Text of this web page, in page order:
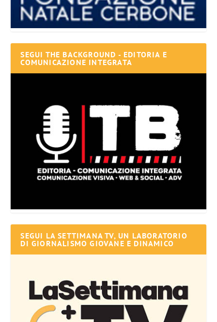
SEGUI THE BACKGROUND - EDITORIA E
COMUNICAZIONE INTEGRATA
SEGUI LA SETTIMANA TV, UN LABORATORIO
DI GIORNALISMO GIOVANE E DINAMICO